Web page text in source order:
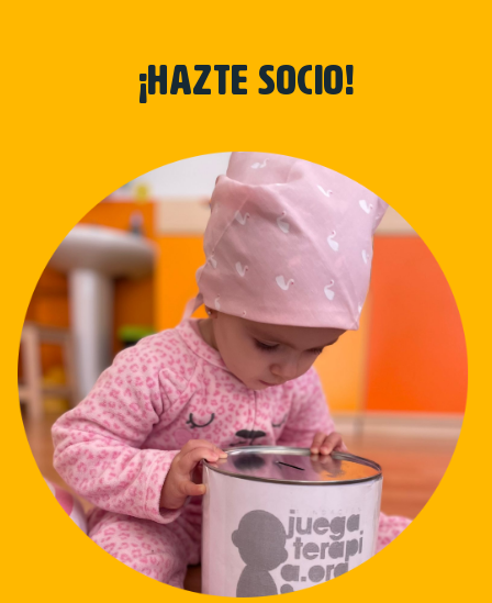
¡hazte socio!